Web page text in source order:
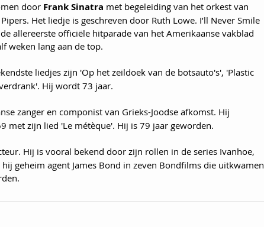
door Frank Sinatra met begeleiding van het orkest van
Het liedje is geschreven door Ruth Lowe. I’ll Never Smile
allereerste officiële hitparade van het Amerikaanse vakblad
weken lang aan de top.
liedjes zijn 'Op het zeildoek van de botsauto's', 'Plastic
Hij wordt 73 jaar.
zanger en componist van Grieks-Joodse afkomst. Hij
met zijn lied 'Le métèque'. Hij is 79 jaar geworden.
Hij is vooral bekend door zijn rollen in de series Ivanhoe,
geheim agent James Bond in zeven Bondfilms die uitkwamen